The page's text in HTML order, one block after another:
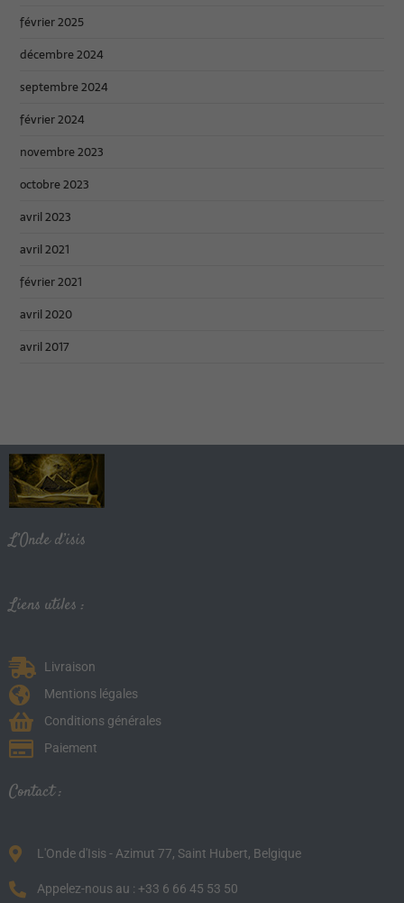
février 2025
décembre 2024
septembre 2024
février 2024
novembre 2023
octobre 2023
avril 2023
avril 2021
février 2021
avril 2020
avril 2017
L’Onde d’isis
Liens utiles :
Livraison
Mentions légales
Conditions générales
Paiement
Contact :
L'Onde d'Isis - Azimut 77, Saint Hubert, Belgique
Appelez-nous au : +33 6 66 45 53 50